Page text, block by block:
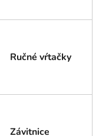
Ručné vŕtačky
Závitnice